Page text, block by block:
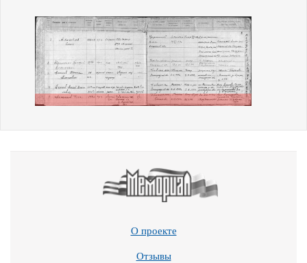
О проекте
Отзывы